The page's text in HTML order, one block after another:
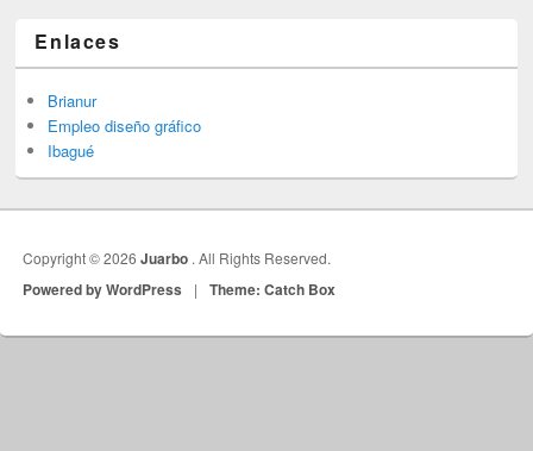
Enlaces
Brianur
Empleo diseño gráfico
Ibagué
Copyright © 2026Juarbo . All Rights Reserved.
Powered by WordPress | Theme: Catch Box